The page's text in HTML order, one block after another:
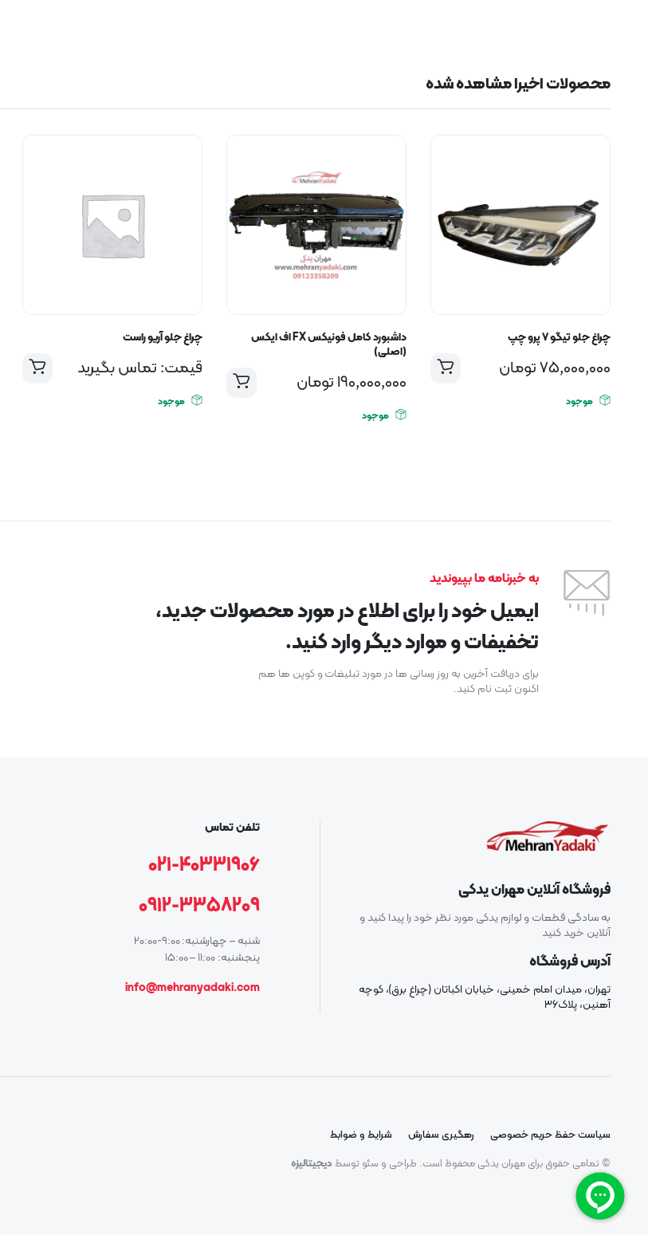
محصولات اخیرا مشاهده شده
چراغ جلو تیگو ۷ پرو چپ
75,000,000تومان
موجود
داشبورد کامل فونیکس FX اف ایکس
(اصلی)
190,000,000 تومان
موجود
چراغ جلو آریو راست
قیمت: تماس بگیرید
موجود
به خبرنامه ما بپیوندید
ایمیل خود را برای اطلاع در مورد محصولات جدید،
تخفیفات و موارد دیگر وارد کنید.
برای دریافت آخرین به روز رسانی ها در مورد تبلیغات و کوپن ها هم
اکنون ثبت نام کنید.
فروشگاه آنلاین مهران یدکی
به سادگی قطعات و لوازم یدکی مورد نظر خود را پیدا کنید و
آنلاین خرید کنید
آدرس فروشگاه
تهران، میدان امام خمینی، خیابان اکباتان (چراغ برق)، کوچه
آهنین، پلاک۳۶
تلفن تماس
021-40331906
0912-3358209
شنبه – چهارشنبه: 9:00-20:00
پنجشنبه: 11:00 – 15:00
info@mehranyadaki.com
سیاست حفظ حریم خصوصی رهگیری سفارش
شرایط و ضوابط
© تمامی حقوق برای مهران یدکی محفوظ است. طراحی و سئو توسطدیجیتالیزه